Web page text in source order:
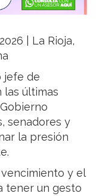
| La Rioja,
jefe de
las últimas
senadores y
la presión
y el
tener un gesto